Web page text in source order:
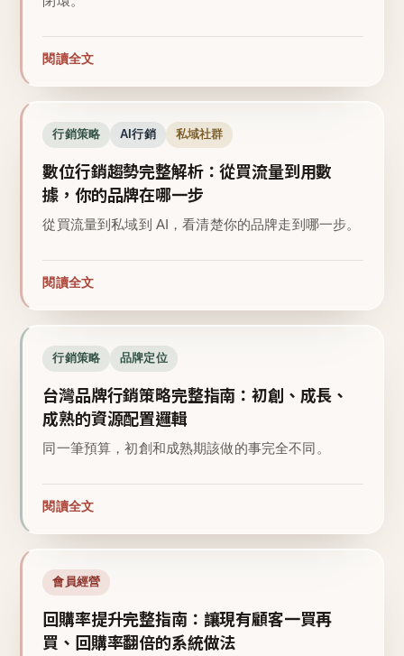
閱讀全文
行銷策略 AI行銷 私域社群
數位行銷趨勢完整解析：從買流量到用數
據，你的品牌在哪一步
從買流量到私域到 AI，看清楚你的品牌走到哪一步。
閱讀全文
行銷策略 品牌定位
台灣品牌行銷策略完整指南：初創、成長、
成熟的資源配置邏輯
同一筆預算，初創和成熟期該做的事完全不同。
閱讀全文
會員經營
回購率提升完整指南：讓現有顧客一買再
買、回購率翻倍的系統做法